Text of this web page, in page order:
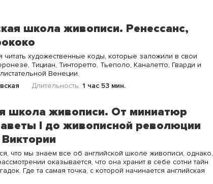
школа живописи. Ренессанс,
читать художественные коды, которые заложили в свои
Тициан, Тинторетто, Тьеполо, Каналетто, Гварди и
Венеции.
Длительность: 1 час 53 мин.
школа живописи. От миниатюр
I до живописной революции
что мы знаем все об английской школе живописи, однако,
оказывается, что она хранит в себе сотни тайн
Где та самая точка, с которой начинается английская